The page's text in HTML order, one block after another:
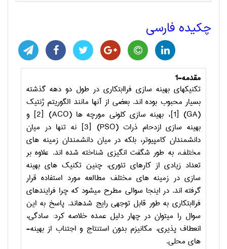
چکیده فارسی
1-مقدمه
تکنیک­های بهینه سازی فراابتکاری در طول دو دهه گذشته
بسیار محبوب بوده ­اند. بعضی از آنها مانند الگوریتم ژنتیک
(GA) [1]، بهینه سازی کلونی مورچه­ ها (ACO)
[2] و
بهینه سازی ازدحام ذرات(PSO)
[3] نه تنها در میان
دانشمندان کامپیوتر، بلکه در میان دانشمندان زمینه­ های
مختلف، به طور شگفت انگیزی شناخته شده­ اند. علاوه بر
تعداد زیادی از کارهای تئوری، چنین تکنیک­ های بهینه
سازی در زمینه­ های مختلف مطالعه مورد استفاده قرار
گرفته ­اند. در اینجا سوالی مطرح می­شود که چرا فرایندهای
فراابتکاری به طور قابل توجهی رایج شده­اند. پاسخ به این
سوال را می­توان در چهار دلیل عمده خلاصه کرد: سادگی،
انعطاف پذیری، مکانیزم بدون استنتاج و اجتناب از بهینه­
های محلی.